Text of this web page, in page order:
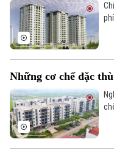
Chuyên mục
Những cơ chế đặc